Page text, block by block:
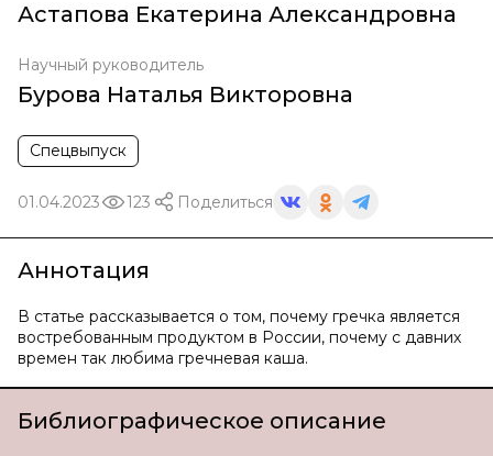
Астапова Екатерина Александровна
Научный руководитель
Бурова Наталья Викторовна
Спецвыпуск
01.04.2023 123 Поделиться
Аннотация
В статье рассказывается о том, почему гречка является
востребованным продуктом в России, почему с давних
времен так любима гречневая каша.
Библиографическое описание